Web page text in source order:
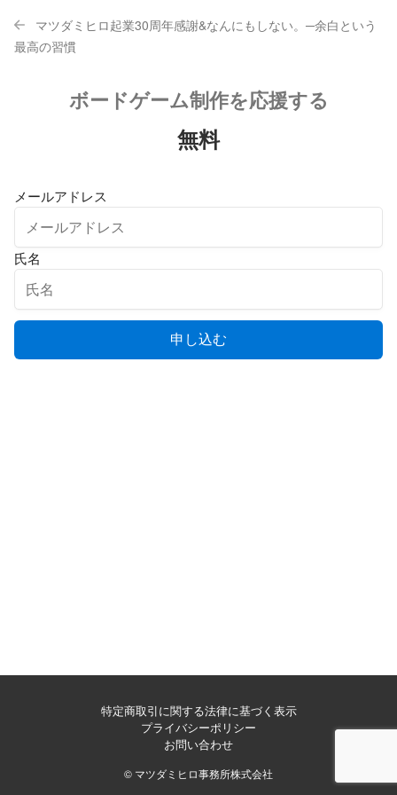
マツダミヒロ起業30周年感謝&なんにもしない。─余白という
最高の習慣
ボードゲーム制作を応援する
無料
メールアドレス
氏名
申し込む
特定商取引に関する法律に基づく表示
プライバシーポリシー
お問い合わせ
© マツダミヒロ事務所株式会社